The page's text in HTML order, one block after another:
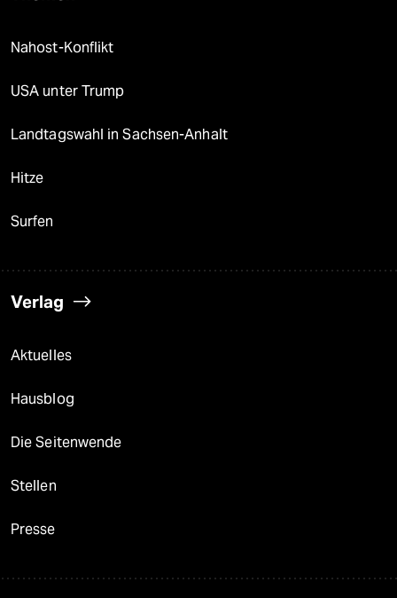
Nahost-Konflikt
USA unter Trump
Landtagswahl in Sachsen-Anhalt
Hitze
Surfen
Verlag
Aktuelles
Hausblog
Die Seitenwende
Stellen
Presse